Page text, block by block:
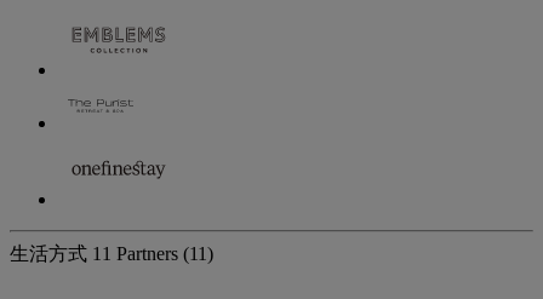
生活方式 11 Partners (11)